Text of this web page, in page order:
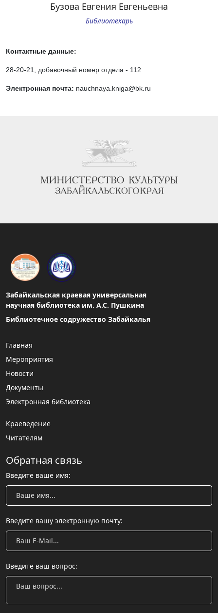
Бузова Евгения Евгеньевна
Библиотекарь
Контактные данные:
28-20-21, добавочный номер отдела - 112
Электронная почта: nauchnaya.kniga@bk.ru
Забайкальская краевая универсальная
научная библиотека им. А.С. Пушкина
Библиотечное содружество Забайкалья
Главная
Мероприятия
Новости
Документы
Электронная библиотека
Краеведение
Читателям
Обратная связь
Введите ваше имя:
Введите вашу электронную почту:
Введите ваш вопрос: